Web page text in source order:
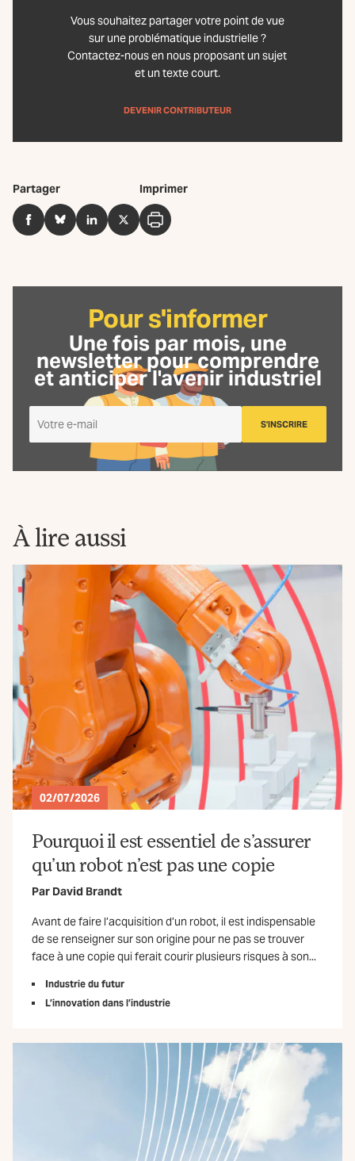
Vous souhaitez partager votre point de vue
sur une problématique industrielle ?
Contactez-nous en nous proposant un sujet
et un texte court.
DEVENIR CONTRIBUTEUR
Partager
FacebookBlueSkyLinkedInTwitter
Imprimer
Imprimer
Pour s'informer
Une fois par mois, une
newsletterpour comprendre
et anticiper l'avenir industriel
m'inscris
à
S'INSCRIRE
À lire aussi
02/07/2026
Pourquoi il est essentiel de s’assurer
qu’un robot n’est pas une copie
Par David Brandt
Avant de faire l’acquisition d’un robot, il est indispensable
de se renseigner sur son origine pour ne pas se trouver
face à une copie qui ferait courir plusieurs risques à son...
Industrie du futur
L’innovation dans l’industrie